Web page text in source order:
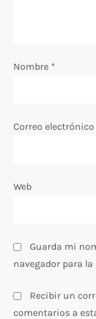
n
r
d
s
Nombre *
Correo electrónico
Web
Guarda mi
navegador para
Recibir un
comentarios a